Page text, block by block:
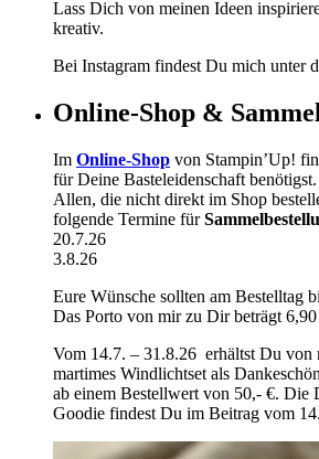
Lass Dich von meinen Ideen
kreativ.
Bei Instagram findest Du mich unter
Online-Shop &
Im Online-Shop von Stampin’Up!
für Deine Basteleidenschaft benötigst.
Allen, die nicht direkt im Shop
folgende Termine für
20.7.26
3.8.26
Eure Wünsche sollten am Bestelltag
Das Porto von mir zu Dir beträgt 6,90
Vom 14.7. – 31.8.26 erhältst Du von
martimes Windlichtset als
ab einem Bestellwert von 50,- €. Die
Goodie findest Du im Beitrag vom